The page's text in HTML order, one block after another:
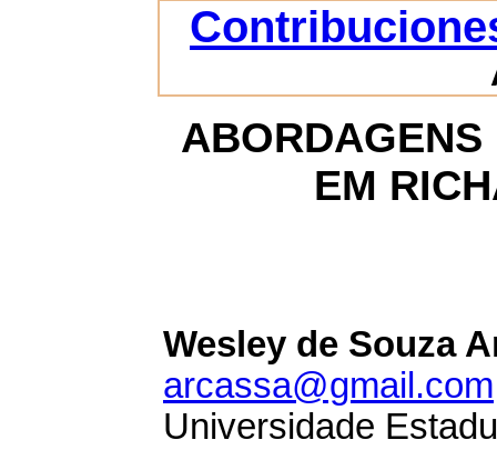
EM
Wesley de Souza
arcassa@gmail.com
Universidade